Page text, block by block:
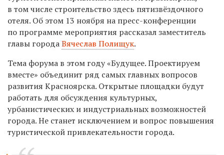
в том числе строительство здесь пятизвёздочного
отеля. Об этом 13 ноября на пресс-конференции
по программе мероприятия рассказал заместитель
главы городаВячеслав Полищук.
Тема форума в этом году«Будущее.Проектируем
вместе» объединит ряд самых главных вопросов
развития Красноярска. Открытые площадки будут
работать для обсуждения культурных,
урбанистических и индустриальных возможностей
города. Не станет исключением и вопрос повышения
туристической привлекательности города.